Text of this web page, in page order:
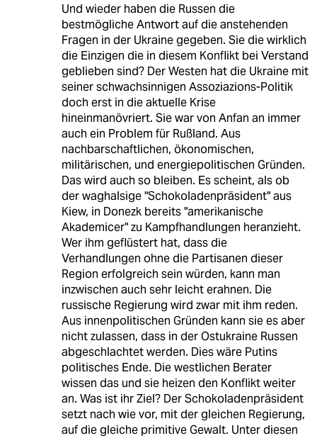
Und wieder haben die Russen die
bestmögliche Antwort auf die anstehenden
Fragen in der Ukraine gegeben. Sie die wirklich
die Einzigen die in diesem Konflikt bei Verstand
geblieben sind? Der Westen hat die Ukraine mit
seiner schwachsinnigen Assoziazions-Politik
doch erst in die aktuelle Krise
hineinmanövriert. Sie war von Anfan an immer
auch ein Problem für Rußland. Aus
nachbarschaftlichen, ökonomischen,
militärischen, und energiepolitischen Gründen.
Das wird auch so bleiben. Es scheint, als ob
der waghalsige "Schokoladenpräsident" aus
Kiew, in Donezk bereits "amerikanische
Akademicer" zu Kampfhandlungen heranzieht.
Wer ihm geflüstert hat, dass die
Verhandlungen ohne die Partisanen dieser
Region erfolgreich sein würden, kann man
inzwischen auch sehr leicht erahnen. Die
russische Regierung wird zwar mit ihm reden.
Aus innenpolitischen Gründen kann sie es aber
nicht zulassen, dass in der Ostukraine Russen
abgeschlachtet werden. Dies wäre Putins
politisches Ende. Die westlichen Berater
wissen das und sie heizen den Konflikt weiter
an. Was ist ihr Ziel? Der Schokoladenpräsident
setzt nach wie vor, mit der gleichen Regierung,
auf die gleiche primitive Gewalt. Unter diesen